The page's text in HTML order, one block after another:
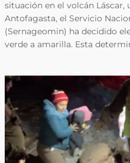
situación en el volcán Láscar,
Antofagasta, el Servicio
(Sernageomin) ha decidido
verde a amarilla. Esta